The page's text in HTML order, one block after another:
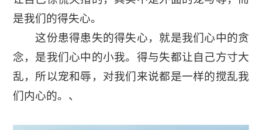
是我们的得失心。
这份患得患失的得失心，就是我们心中的贪
念，是我们心中的小我。得与失都让自己方寸大
乱，所以宠和辱，对我们来说都是一样的搅乱我
们内心的。、